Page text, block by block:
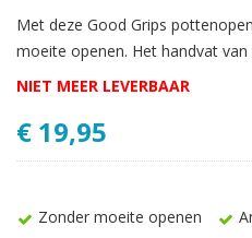
Met deze Good Grips
moeite openen. Het handvat van
NIET MEER LEVERBAAR
€ 19,95
Zonder moeite openen